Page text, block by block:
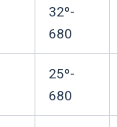
32º-
680
25º-
680